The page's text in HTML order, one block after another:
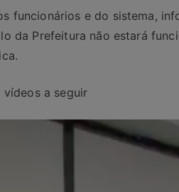
funcionários e do sistema,
da Prefeitura não estará
a seguir